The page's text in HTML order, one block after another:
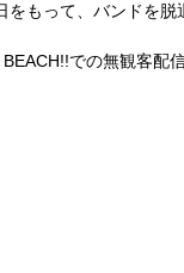
もって、バンドを脱
での無観客配